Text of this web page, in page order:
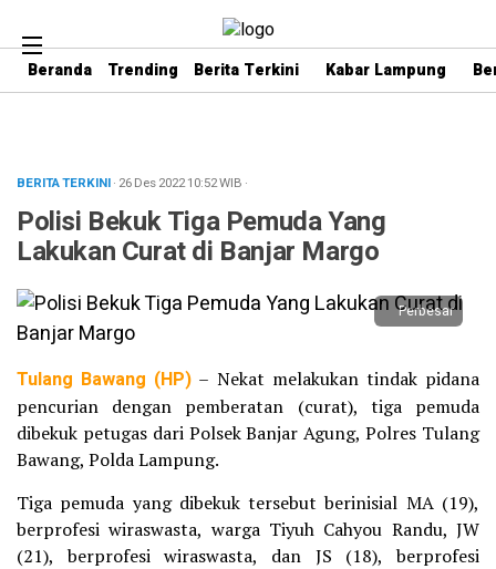
Beranda Trending Berita Terkini Kabar Lampung
BERITA TERKINI· 26 Des 202210:52WIB ·
Polisi Bekuk Tiga Pemuda Yang
Lakukan Curat di Banjar Margo
Perbesar
Tulang Bawang (HP) – Nekat melakukan tindak pidana
pencurian dengan pemberatan (curat), tiga pemuda
dibekuk petugas dari Polsek Banjar Agung, Polres Tulang
Bawang, Polda Lampung.
Tiga pemuda yang dibekuk tersebut berinisial MA (19),
berprofesi wiraswasta, warga Tiyuh Cahyou Randu, JW
(21), berprofesi wiraswasta, dan JS (18), berprofesi